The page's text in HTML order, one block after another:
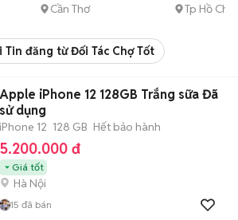
Cần Thơ Tp Hồ Chí
Tin đăng từ Đối Tác Chợ Tốt
Apple iPhone 12 128GB Trắng sữa Đã
sử dụng
iPhone 12 128 GB Hết bảo hành
5.200.000 đ
Giá tốt
Hà Nội
15 đã bán